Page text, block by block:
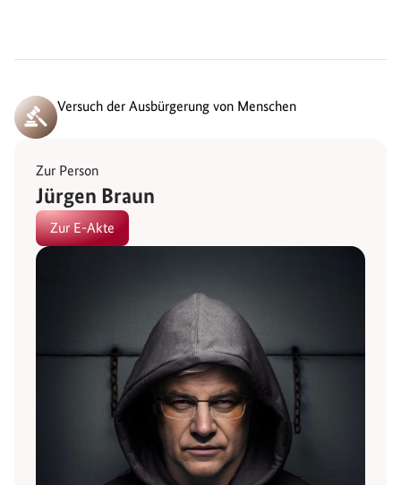
Versuch der Ausbürgerung von Menschen
Zur Person
Jürgen Braun
Zur E-Akte